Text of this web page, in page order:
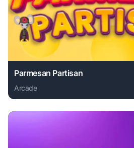
Parmesan Partisan
Arcade
Play Parmesan Partisan online